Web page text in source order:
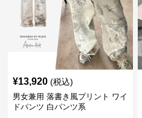
¥13,920 (税込)
男女兼用 落書き風プリント ワイ
ドパンツ 白パンツ系